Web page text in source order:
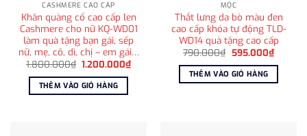
CASHMERE CAO CẤP
Khăn quàng cổ cao cấp len
Cashmere cho nữ KQ-WD01
làm quà tặng bạn gái, sếp
nữ, mẹ, cô, dì, chị – em gái…
1.800.000₫ Giá
là:
1.800.000₫.
1.200.000₫Giá
hiện
THÊM VÀO GIỎ HÀNG
MỘC
Thắt lưng da bò màu đen
cao cấp khóa tự động TLD-
WD14 quà tặng cao cấp
790.000₫ Giá
là:
790.000₫.
595.000₫Giá
hiện
tại
THÊM VÀO GIỎ HÀNG